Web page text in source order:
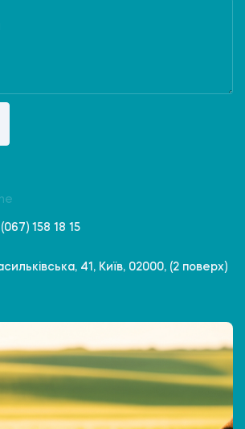
158 18 15
41, Київ, 02000, (2 поверх)